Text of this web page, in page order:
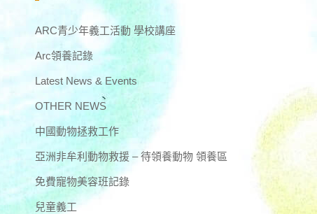
ARC青少年義工活動 學校講座
Arc領養記錄
Latest News & Events
OTHER NEWS
中國動物拯救工作
亞洲非牟利動物救援 – 待領養動物 領養區
免費寵物美容班記錄
兒童義工